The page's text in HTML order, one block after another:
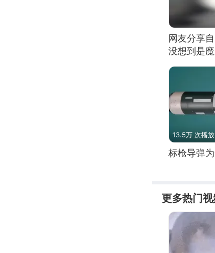
网友分享
没想到是
13.5万 次播放
标枪导弹
更多热门